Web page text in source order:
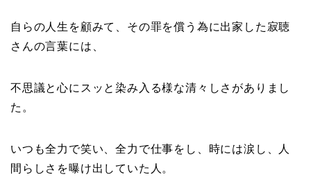
自らの人生を顧みて、その罪を償う為に出家した寂聴
さんの言葉には、
不思議と心にスッと染み入る様な清々しさがありまし
た。
いつも全力で笑い、全力で仕事をし、時には涙し、人
間らしさを曝け出していた人。